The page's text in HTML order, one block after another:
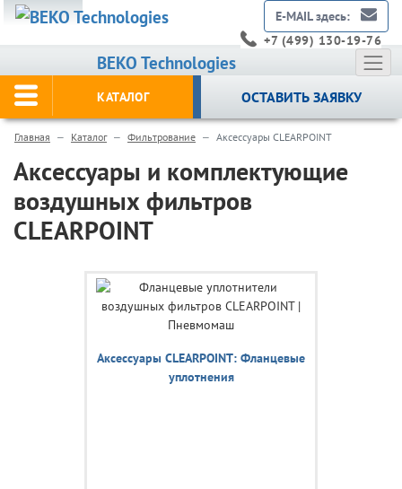
BEKO Technologies
E-MAIL здесь:
+7 (499) 130-19-76
КАТАЛОГ ОСТАВИТЬ ЗАЯВКУ
Главная Каталог Фильтрование Аксессуары CLEARPOINT
Аксессуары и комплектующие
воздушных фильтров
CLEARPOINT
Аксессуары CLEARPOINT: Фланцевые
уплотнения